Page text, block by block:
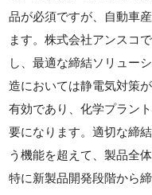
品が必須ですが、自動車
ます。株式会社アンスコ
し、最適な締結ソリュー
造においては静電気対策
有効であり、化学プラン
要になります。適切な締
う機能を超えて、製品全
特に新製品開発段階から